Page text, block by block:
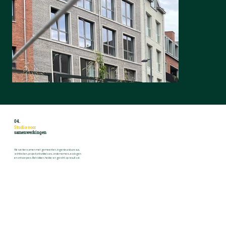
04.
Studio voor
samenwerkingen
We werken samen met gemeenten, ingenieursbureaus,
architecten, projectontwikkelaars, ondernemers, ecologen
en ontwerpers. Betrokken, helder en gericht op resultaat.